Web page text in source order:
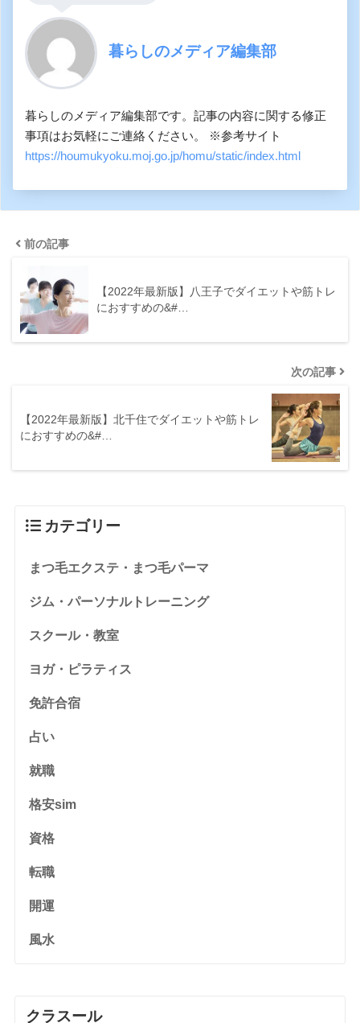
暮らしのメディア編集部
暮らしのメディア編集部です。記事の内容に関する修正
事項はお気軽にご連絡ください。 ※参考サイト
https://houmukyoku.moj.go.jp/homu/static/index.html
前の記事
【2022年最新版】八王子でダイエットや筋トレ
におすすめの&#…
次の記事
【2022年最新版】北千住でダイエットや筋トレ
におすすめの&#…
カテゴリー
まつ毛エクステ・まつ毛パーマ
ジム・パーソナルトレーニング
スクール・教室
ヨガ・ピラティス
免許合宿
占い
就職
格安sim
資格
転職
開運
風水
クラスール